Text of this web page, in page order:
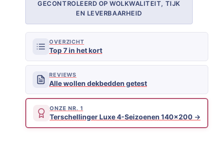
GECONTROLEERD OP WOLKWALITEIT, TIJK
EN LEVERBAARHEID
OVERZICHT
Top 7 in het kort
REVIEWS
Alle wollen dekbedden getest
ONZE NR. 1
Terschellinger Luxe 4-Seizoenen 140×200